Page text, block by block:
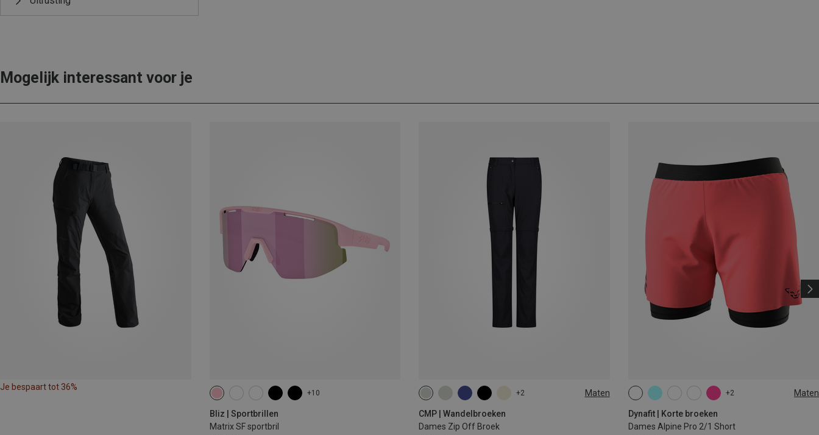
Mogelijk interessant voor je
Je bespaart tot 36%
+10
Bliz | Sportbrillen
Matrix SF sportbril
+2 Maten
CMP | Wandelbroeken
Dames Zip Off Broek
+2 Maten
Dynafit | Korte broeken
Dames Alpine Pro 2/1 Short
XS S M XL